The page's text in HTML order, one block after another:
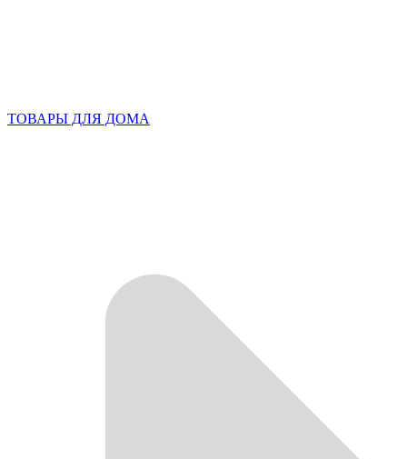
ТОВАРЫ ДЛЯ ДОМА